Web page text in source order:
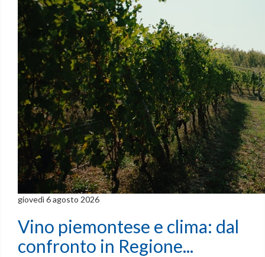
giovedì 6 agosto 2026
Vino piemontese e clima: dal
confronto in Regione...